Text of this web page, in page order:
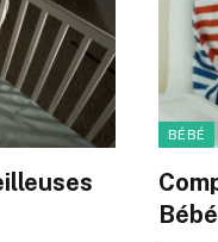
BÉBÉ